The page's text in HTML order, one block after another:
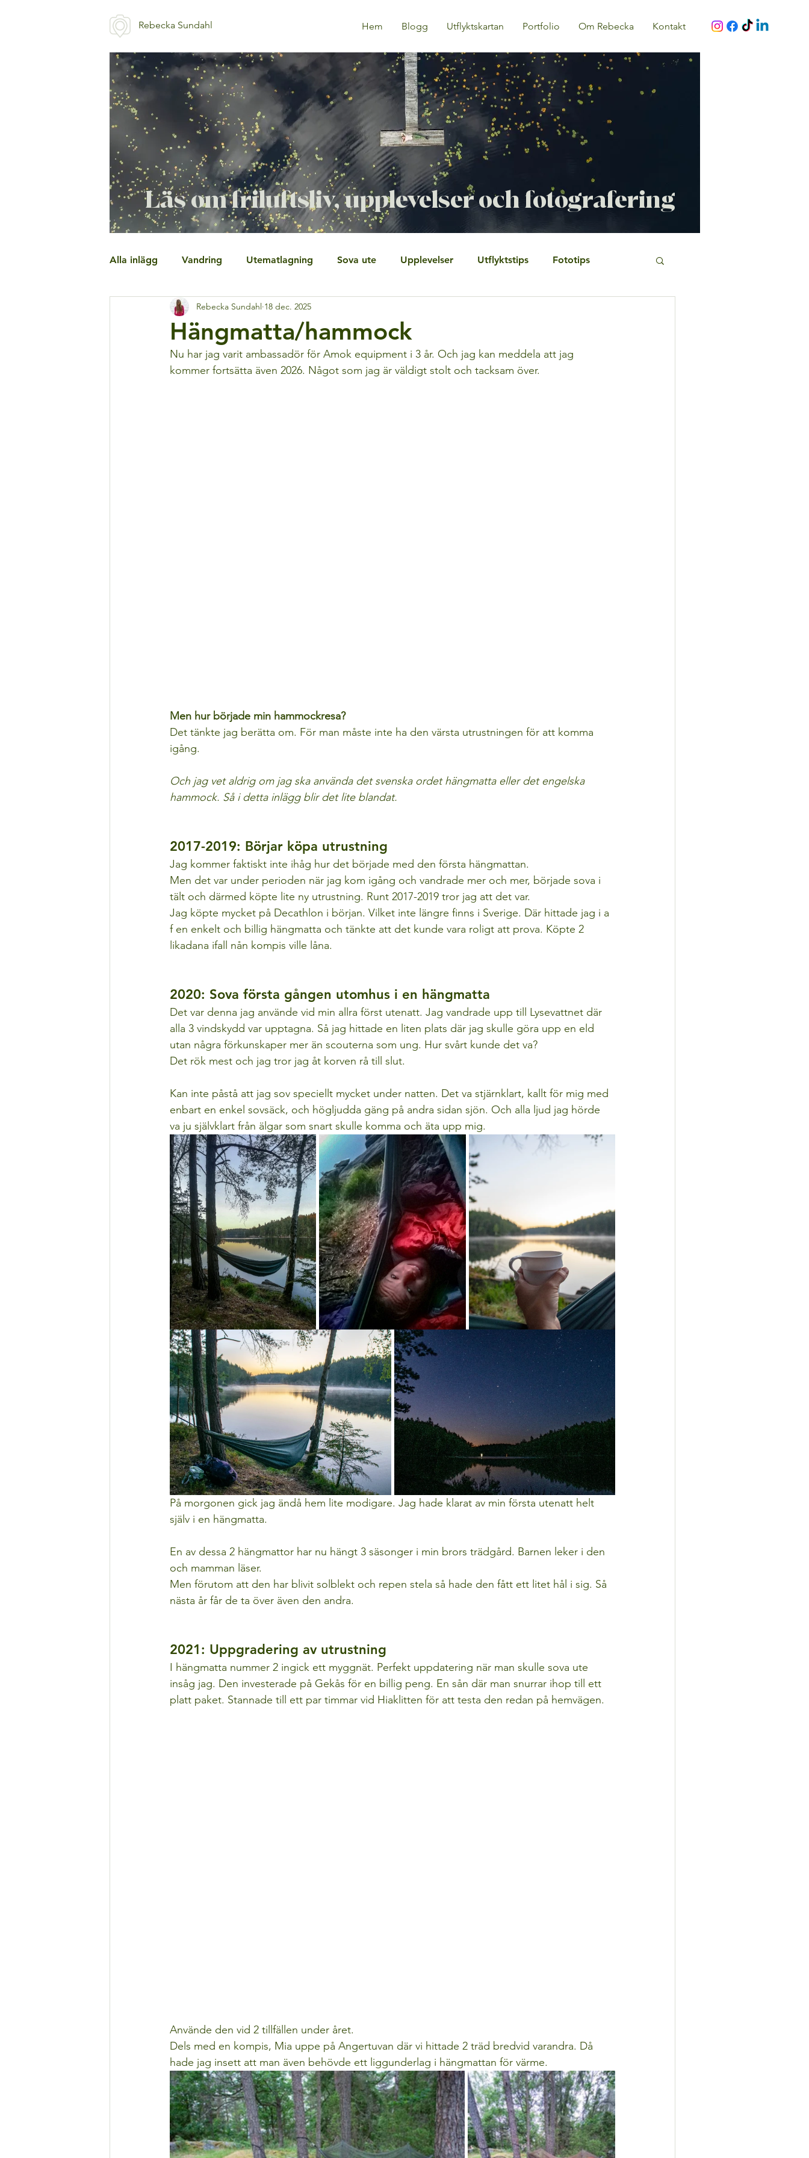
Rebecka Sundahl Hem Blogg Utflyktskartan Portfolio Om Rebecka Kontakt
Läs om friluftsliv, upplevelser och fotografering
Alla inlägg Vandring Utematlagning Sova ute Upplevelser Utflyktstips Fototips
Hängmatta/hammock
Rebecka Sundahl 18 dec. 2025
Nu har jag varit ambassadör för Amok equipment i 3 år. Och jag kan meddela att jag
kommer fortsätta även 2026. Något som jag är väldigt stolt och tacksam över.
Men hur började min hammockresa?
Det tänkte jag berätta om. För man måste inte ha den värsta utrustningen för att komma
igång.
Och jag vet aldrig om jag ska använda det svenska ordet hängmatta eller det engelska
hammock. Så i detta inlägg blir det lite blandat.
2017-2019: Börjar köpa utrustning
Jag kommer faktiskt inte ihåg hur det började med den första hängmattan.
Men det var under perioden när jag kom igång och vandrade mer och mer, började sova i
tält och därmed köpte lite ny utrustning. Runt 2017-2019 tror jag att det var.
Jag köpte mycket på Decathlon i början. Vilket inte längre finns i Sverige. Där hittade jag i a
f en enkelt och billig hängmatta och tänkte att det kunde vara roligt att prova. Köpte 2
likadana ifall nån kompis ville låna.
2020: Sova första gången utomhus i en hängmatta
Det var denna jag använde vid min allra först utenatt. Jag vandrade upp till Lysevattnet där
alla 3 vindskydd var upptagna. Så jag hittade en liten plats där jag skulle göra upp en eld
utan några förkunskaper mer än scouterna som ung. Hur svårt kunde det va?
Det rök mest och jag tror jag åt korven rå till slut.
Kan inte påstå att jag sov speciellt mycket under natten. Det va stjärnklart, kallt för mig med
enbart en enkel sovsäck, och högljudda gäng på andra sidan sjön. Och alla ljud jag hörde
va ju självklart från älgar som snart skulle komma och äta upp mig.
På morgonen gick jag ändå hem lite modigare. Jag hade klarat av min första utenatt helt
själv i en hängmatta.
En av dessa 2 hängmattor har nu hängt 3 säsonger i min brors trädgård. Barnen leker i den
och mamman läser.
Men förutom att den har blivit solblekt och repen stela så hade den fått ett litet hål i sig. Så
nästa år får de ta över även den andra.
2021: Uppgradering av utrustning
I hängmatta nummer 2 ingick ett myggnät. Perfekt uppdatering när man skulle sova ute
insåg jag. Den investerade på Gekås för en billig peng. En sån där man snurrar ihop till ett
platt paket. Stannade till ett par timmar vid Hiaklitten för att testa den redan på hemvägen.
Använde den vid 2 tillfällen under året.
Dels med en kompis, Mia uppe på Angertuvan där vi hittade 2 träd bredvid varandra. Då
hade jag insett att man även behövde ett liggunderlag i hängmattan för värme.